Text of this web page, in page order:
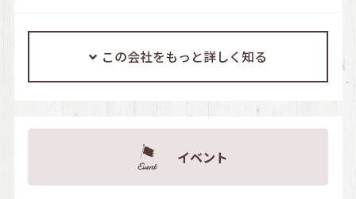
この会社をもっと詳しく知る
イベント